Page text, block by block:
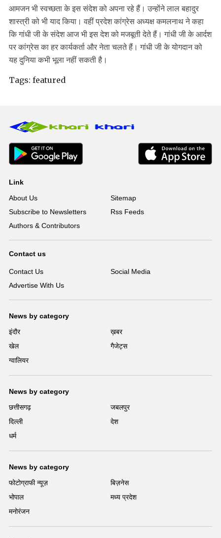
आमजन भी स्वच्छता के इस संदेश को अपना रहे हैं। उन्होंने लाल बहादुर
शास्त्री को भी याद किया। वहीं प्रदेश कांग्रेस अध्यक्ष कमलनाथ ने कहा
कि गांधी जी के संदेश आज भी इस देश को मजबूती देते हैं। गांधी जी के आर्दश
पर कांग्रेस का हर कार्यकर्ता और नेता चलते हैं। गांधी जी के योगदान को
यह दुनिया कभी भूला नहीं सकती है।
Tags: featured
Link
About Us
Sitemap
Subscribe to Newsletters
Rss Feeds
Authors & Contributors
Contact us
Contact Us
Social Media
Advertise With Us
News by category
इंदौर
ख़बर
खेल
गैजेट्स
ग्वालियर
News by category
छत्तीसगढ़
जबलपुर
दिल्ली
देश
धर्म
News by category
फोटोग्राफी न्यूज़
बिज़नेस
भोपाल
मध्य प्रदेश
मनोरंजन